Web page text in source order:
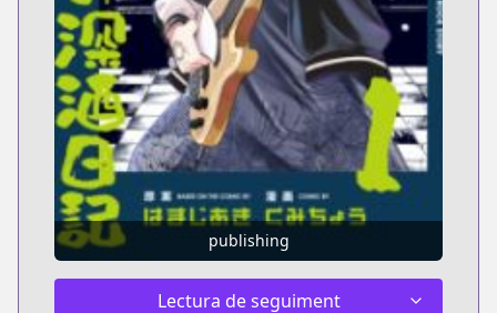
publishing
Lectura de seguiment